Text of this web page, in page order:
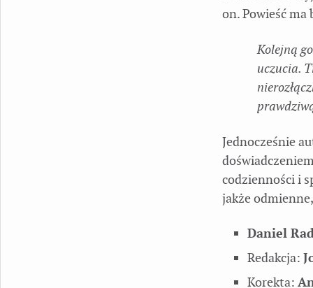
on. Powieść
Kolejną
uczucia.
Jednocześnie
codzienności i
jakże
Daniel
Redakcja:
Korekta: